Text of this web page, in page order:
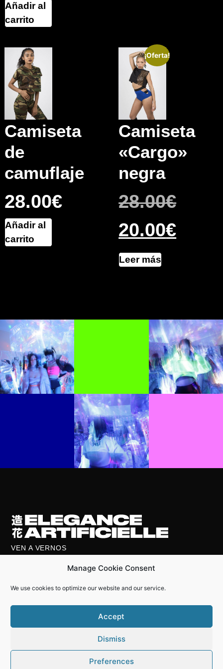
Manage Cookie Consent
We use cookies to optimize our website and our service.
Accept
Dismiss
Preferences
Añadir al
carrito
Camiseta
de
camuflaje
28.00€
Añadir al
carrito
¡Oferta!
Camiseta
«Cargo»
negra
28.00€
20.00€
Leer más
VEN A VERNOS
eleganceartificielle@eleganceartificielle.com
HORARIO
Términos y condiciones
Política de cookies (UE)